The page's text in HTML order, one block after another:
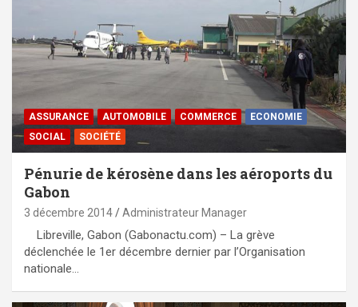
ASSURANCE AUTOMOBILE COMMERCE
ECONOMIE
SOCIAL
SOCIÉTÉ
Pénurie de kérosène dans les aéroports du
Gabon
3 décembre 2014 Administrateur Manager
Libreville, Gabon (Gabonactu.com) – La grève
déclenchée le 1er décembre dernier par l’Organisation
nationale…